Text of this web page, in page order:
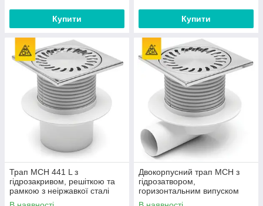
Купити Купити
Трап MCH 441 L з
гідрозакривом, решіткою та
рамкою з неіржавкої сталі
150х150 мм, вертикальний
Двокорпусний трап МСН з
гідрозатвором,
горизонтальним випуском
DN50 та нержавіючою